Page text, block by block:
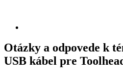
Otázky a odpovede k
USB kábel pre